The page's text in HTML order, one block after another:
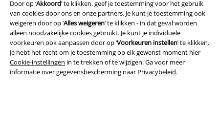
Door op ‘Akkoord’ te klikken, geef je toestemming voor het gebruik
van cookies door ons en onze partners. Je kunt je toestemming ook
weigeren door op ‘Alles weigeren’ te klikken - in dat geval worden
alleen noodzakelijke cookies gebruikt. Je kunt je individuele
voorkeuren ook aanpassen door op ‘Voorkeuren instellen’ te klikken.
Je hebt het recht om je toestemming op elk gewenst moment hier
Cookie-instellingen in te trekken of te wijzigen. Ga voor meer
informatie over gegevensbescherming naar Privacybeleid.
Legal
Algemene Voorwaarden